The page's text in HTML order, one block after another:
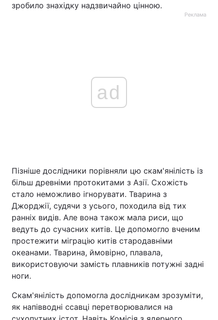
зробило знахідку надзвичайно цінною.
Реклама
ad
Пізніше дослідники порівняли цю скам'янілість із
більш древніми протокитами з Азії. Схожість
стало неможливо ігнорувати. Тварина з
Джорджії, судячи з усього, походила від тих
ранніх видів. Але вона також мала риси, що
ведуть до сучасних китів. Це допомогло вченим
простежити міграцію китів стародавніми
океанами. Тварина, ймовірно, плавала,
використовуючи замість плавників потужні задні
ноги.
Скам'янілість допомогла дослідникам зрозуміти,
як напівводні ссавці перетворювалися на